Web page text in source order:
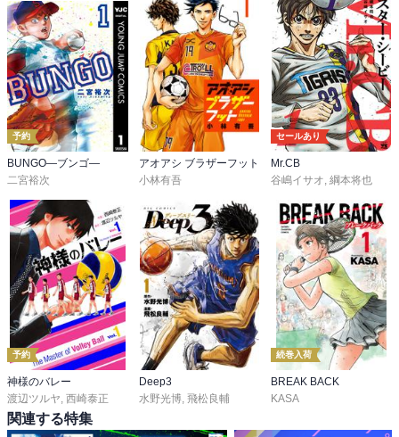
予約
BUNGO―ブンゴ―
二宮裕次
アオアシ ブラザーフット
小林有吾
セールあり
Mr.CB
谷嶋イサオ, 綱本将也
予約
神様のバレー
渡辺ツルヤ 西崎泰正
Deep3
水野光博 飛松良輔
続巻入荷
BREAK BACK
KASA
関連する特集